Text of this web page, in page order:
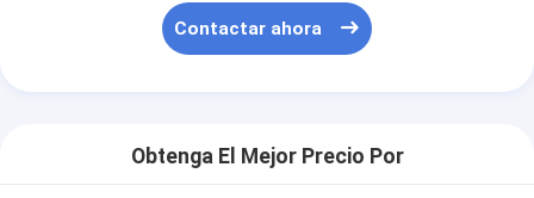
Contactar ahora
Obtenga El Mejor Precio Por